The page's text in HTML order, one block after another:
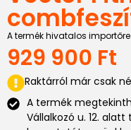
A termék hivatalos importőre
929 900 Ft
Raktárról már csak
A termék
Vállalkozó u. 12.